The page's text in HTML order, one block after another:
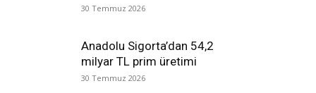
30 Temmuz 2026
Anadolu Sigorta’dan 54,2
milyar TL prim üretimi
30 Temmuz 2026